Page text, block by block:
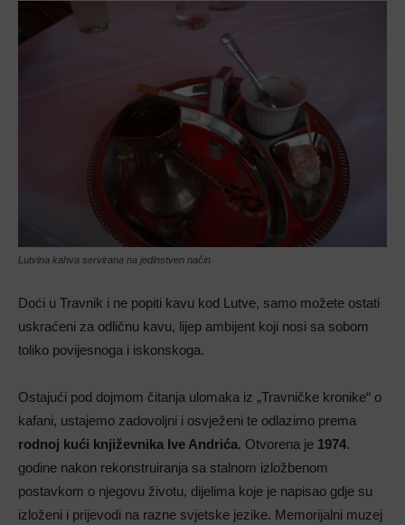
Lutvina kahva servirana na jedinstven način
Doći u Travnik i ne popiti kavu kod Lutve, samo možete ostati
uskraćeni za odličnu kavu, lijep ambijent koji nosi sa sobom
toliko povijesnoga i iskonskoga.
Ostajući pod dojmom čitanja ulomaka iz „Travničke kronike“ o
kafani, ustajemo zadovoljni i osvježeni te odlazimo prema
rodnoj kući književnika Ive Andrića. Otvorena je 1974.
godine nakon rekonstruiranja sa stalnom izložbenom
postavkom o njegovu životu, dijelima koje je napisao gdje su
izloženi i prijevodi na razne svjetske jezike. Memorijalni muzej